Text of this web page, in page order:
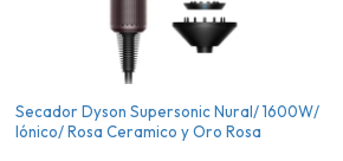
Secador Dyson Supersonic Nural/ 1600W/
Iónico/ Rosa Ceramico y Oro Rosa